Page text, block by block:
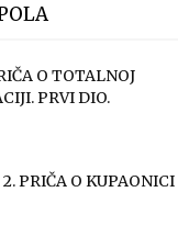
O TOTALNOJ
PRVI DIO.
PRIČA O KUPAONICI